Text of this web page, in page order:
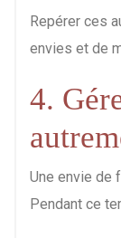
Repérer ces
envies et de
4.
Une envie de
Pendant ce